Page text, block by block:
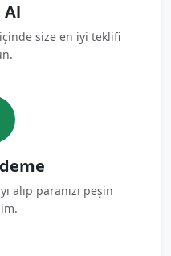
Al
size en iyi teklifi
alıp paranızı peşin